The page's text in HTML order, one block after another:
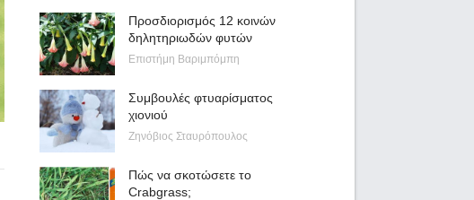
Προσδιορισμός 12 κοινών
δηλητηριωδών φυτών
Επιστήμη Βαριμπόμπη
Συμβουλές φτυαρίσματος
χιονιού
Ζηνόβιος Σταυρόπουλος
Πώς να σκοτώσετε το
Crabgrass;